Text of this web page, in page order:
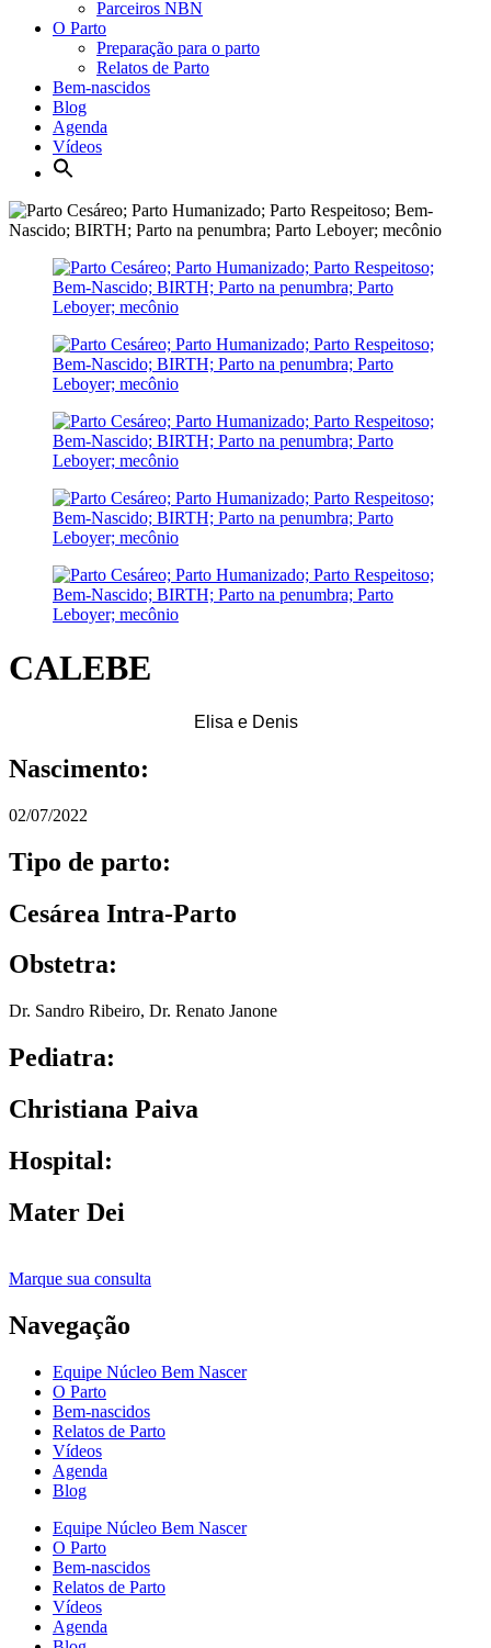
Parceiros NBN
O Parto
Preparação para o parto
Relatos de Parto
Bem-nascidos
Blog
Agenda
Vídeos
CALEBE
Elisa e Denis
Nascimento:
02/07/2022
Tipo de parto:
Cesárea Intra-Parto
Obstetra:
Dr. Sandro Ribeiro, Dr. Renato Janone
Pediatra:
Christiana Paiva
Hospital:
Mater Dei
Marque sua consulta
Navegação
Equipe Núcleo Bem Nascer
O Parto
Bem-nascidos
Relatos de Parto
Vídeos
Agenda
Blog
Equipe Núcleo Bem Nascer
O Parto
Bem-nascidos
Relatos de Parto
Vídeos
Agenda